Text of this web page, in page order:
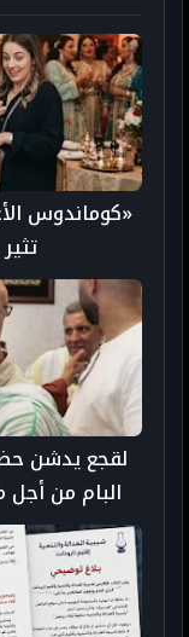
«كوماندوس
لقجع يدشن
البام من أجل